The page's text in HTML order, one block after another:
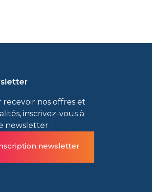
recevoir nos offres et
inscrivez-vous à
newsletter :
newsletter